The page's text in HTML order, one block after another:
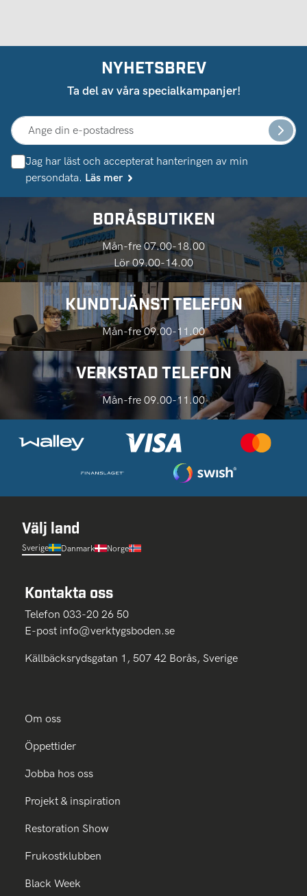
NYHETSBREV
Ta del av våra specialkampanjer!
Jag har läst och accepterat hanteringen av min
persondata. Läs mer
BORÅSBUTIKEN
Mån-fre 07.00-18.00
Lör 09.00-14.00
KUNDTJÄNST TELEFON
Mån-fre 09.00-11.00
VERKSTAD TELEFON
Mån-fre 09.00-11.00
Välj land
Sverige Danmark Norge
Kontakta oss
Telefon 033-20 26 50
E-post info@verktygsboden.se
Källbäcksrydsgatan 1, 507 42 Borås, Sverige
Om oss
Öppettider
Jobba hos oss
Projekt & inspiration
Restoration Show
Frukostklubben
Black Week